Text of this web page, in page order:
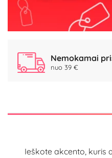
Nemokamai
nuo 39 €
Ieškote akcento, kuris